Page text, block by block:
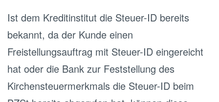
Ist dem Kreditinstitut die Steuer-ID bereits
bekannt, da der Kunde einen
Freistellungsauftrag mit Steuer-ID eingereicht
hat oder die Bank zur Feststellung des
Kirchensteuermerkmals die Steuer-ID beim